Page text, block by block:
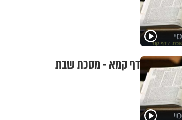
דף קמא - מסכת שבת